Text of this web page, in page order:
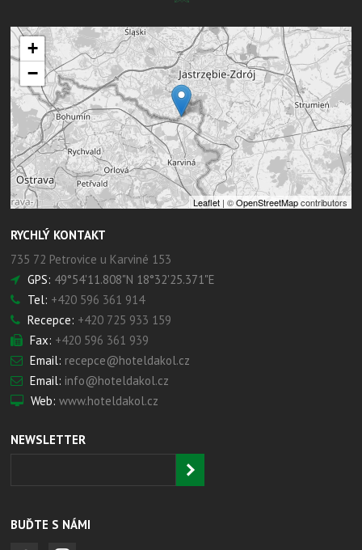
+
−
Leaflet| ©OpenStreetMapcontributors
RYCHLÝ KONTAKT
735 72 Petrovice u Karviné 153
GPS: 49°54'11.808"N 18°32'25.371"E
Tel: +420 596 361 914
Recepce: +420 725 933 159
Fax: +420 596 361 939
Email: recepce@hoteldakol.cz
Email: info@hoteldakol.cz
Web: www.hoteldakol.cz
NEWSLETTER
BUĎTE S NÁMI